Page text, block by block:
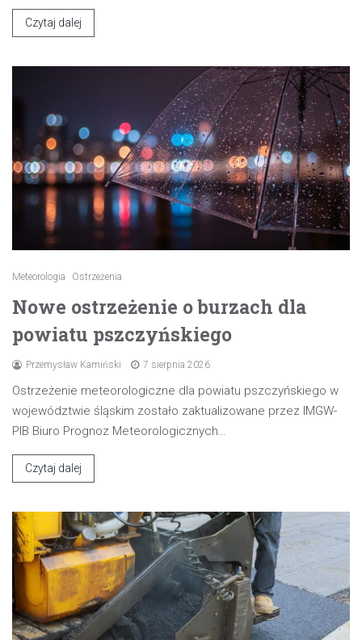
Czytaj dalej
Meteorologia Ostrzeżenia
Nowe ostrzeżenie o burzach dla
powiatu pszczyńskiego
Przemysław Kamiński 7 sierpnia 2026
Ostrzeżenie meteorologiczne dla powiatu pszczyńskiego w
województwie śląskim zostało zaktualizowane przez IMGW-
PIB Biuro Prognoz Meteorologicznych…
Czytaj dalej